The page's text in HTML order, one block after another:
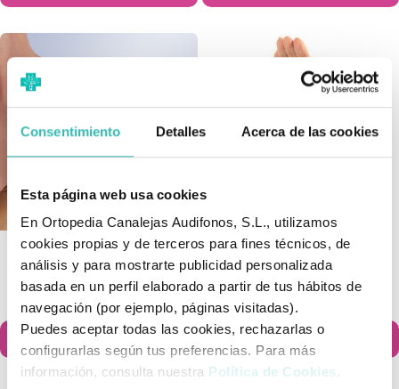
Consentimiento Detalles Acerca de las cookies
Esta página web usa cookies
En Ortopedia Canalejas Audifonos, S.L., utilizamos
cookies propias y de terceros para fines técnicos, de
análisis y para mostrarte publicidad personalizada
basada en un perfil elaborado a partir de tus hábitos de
navegación (por ejemplo, páginas visitadas).
Puedes aceptar todas las cookies, rechazarlas o
configurarlas según tus preferencias. Para más
información, consulta nuestra Política de Cookies .
Muñequera Manutec Fix De
Orliman
27,90 €
Añadir al carrito 
Muñequera Funcional
CarpaForm De DonJoy
44,80 €
Añadir al carrito